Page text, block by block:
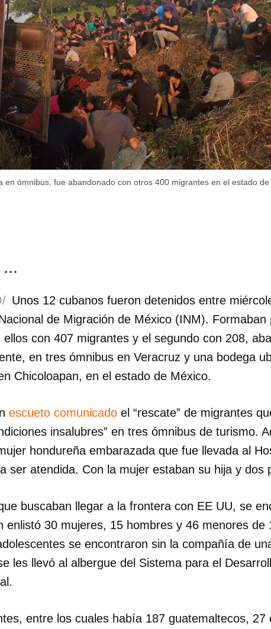
en ómnibus, fue abandonado con otros 400 migrantes en el estado de
Unos 12 cubanos fueron detenidos entre
de Migración de México (INM). Formaban
con 407 migrantes y el segundo con 208,
en tres ómnibus en Veracruz y una bodega
Chicoloapan, en el estado de México.
escueto comunicado el “rescate” de migrantes
insalubres” en tres ómnibus de turismo.
hondureña embarazada que fue llevada al
ser atendida. Con la mujer estaban su hija y dos
buscaban llegar a la frontera con EE UU, se
enlistó 30 mujeres, 15 hombres y 46 menores de
se encontraron sin la compañía de
les llevó al albergue del Sistema para el
entre los cuales había 187 guatemaltecos, 27